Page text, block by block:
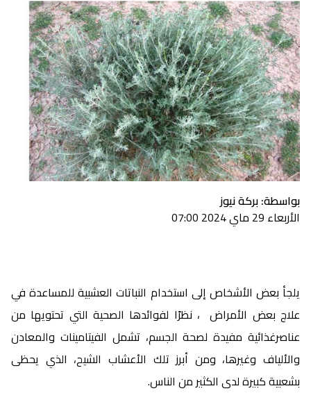
بواسطة: بركة نيوز
الأربعاء 29 ماي 2024 07:00
يلجأ بعض الأشخاص إلى استخدام النباتات العشبية للمساعدة في
علاج بعض الأمراض ، نظرًا لفوائدها الصحية التي تحتويها من
عناصرغذائية مفيدة لصحة الجسم، تشمل الفيتامينات والمعادن
والألياف وغيرها، ومن أبرز تلك الأعشاب الشيح، الذي يحظى
بشعبية كبيرة لدى الكثير من الناس.